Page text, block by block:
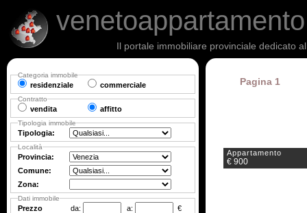
Il portale immobiliare provinciale dedicato
Pagina 1
Appartamento
€ 900
Categoria immobile
residenziale commerciale
Contratto
vendita affitto
Tipologia immobile
Tipologia:
Località
Provincia:
Comune:
Zona:
Dati immobile
Prezzo da: a:
€